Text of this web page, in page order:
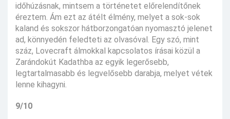
időhúzásnak, mintsem a történetet előrelendítőnek
éreztem. Ám ezt az átélt élmény, melyet a sok-sok
kaland és sokszor hátborzongatóan nyomasztó jelenet
ad, könnyedén feledteti az olvasóval. Egy szó, mint
száz, Lovecraft álmokkal kapcsolatos írásai közül a
Zarándokút Kadathba az egyik legerősebb,
legtartalmasabb és legvelősebb darabja, melyet vétek
lenne kihagyni.
9/10